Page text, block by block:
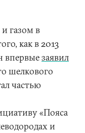
газом в
как в 2013
впервыезаявил
шелкового
частью
«Пояса
и